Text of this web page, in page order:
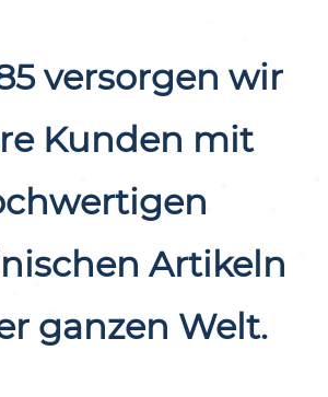
versorgen wir
Kunden mit
Artikeln
ganzen Welt.